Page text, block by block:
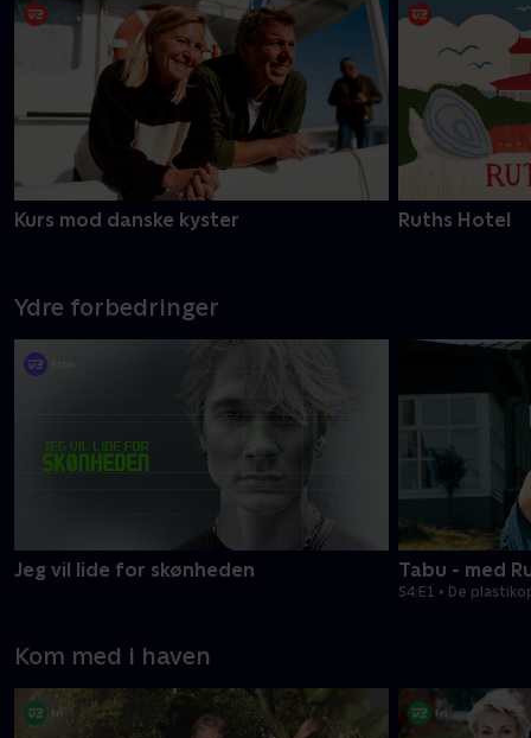
Kurs mod danske kyster Ruths Hotel
Ydre forbedringer
Jeg vil lide for skønheden Tabu - med
S4:E1 • De
Kom med i haven